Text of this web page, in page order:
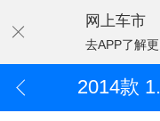
网上车市
去APP了解